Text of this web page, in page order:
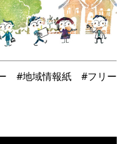
#地域情報紙 #フリー